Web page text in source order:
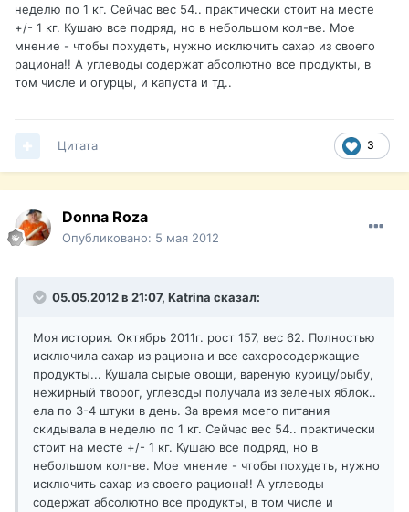
неделю по 1 кг. Сейчас вес 54.. практически стоит на месте
+/- 1 кг. Кушаю все подряд, но в небольшом кол-ве. Мое
мнение - чтобы похудеть, нужно исключить сахар из своего
рациона!! А углеводы содержат абсолютно все продукты, в
том числе и огурцы, и капуста и тд..
3
Цитата
Donna Roza
Опубликовано: 5 мая 2012
05.05.2012 в 21:07, Katrina сказал:
Моя история. Октябрь 2011г. рост 157, вес 62. Полностью
исключила сахар из рациона и все сахоросодержащие
продукты... Кушала сырые овощи, вареную курицу/рыбу,
нежирный творог, углеводы получала из зеленых яблок..
ела по 3-4 штуки в день. За время моего питания
скидывала в неделю по 1 кг. Сейчас вес 54.. практически
стоит на месте +/- 1 кг. Кушаю все подряд, но в
небольшом кол-ве. Мое мнение - чтобы похудеть, нужно
исключить сахар из своего рациона!! А углеводы
содержат абсолютно все продукты, в том числе и